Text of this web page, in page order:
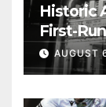
Historic
First-
Years
AUGUST